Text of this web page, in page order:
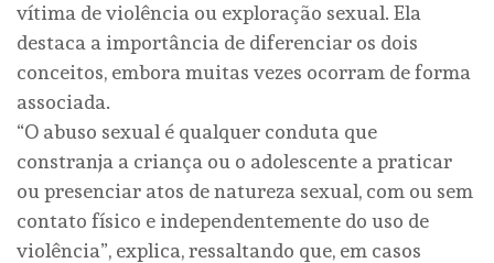
vítima de violência ou exploração sexual. Ela
destaca a importância de diferenciar os dois
conceitos, embora muitas vezes ocorram de forma
associada.
“O abuso sexual é qualquer conduta que
constranja a criança ou o adolescente a praticar
ou presenciar atos de natureza sexual, com ou sem
contato físico e independentemente do uso de
violência”, explica, ressaltando que, em casos